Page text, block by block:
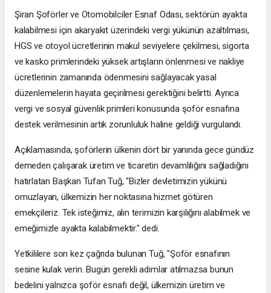
Şiran Şoförler ve Otomobilciler Esnaf Odası, sektörün ayakta
kalabilmesi için akaryakıt üzerindeki vergi yükünün azaltılması,
HGS ve otoyol ücretlerinin makul seviyelere çekilmesi, sigorta
ve kasko primlerindeki yüksek artışların önlenmesi ve nakliye
ücretlerinin zamanında ödenmesini sağlayacak yasal
düzenlemelerin hayata geçirilmesi gerektiğini belirtti. Ayrıca
vergi ve sosyal güvenlik primleri konusunda şoför esnafına
destek verilmesinin artık zorunluluk haline geldiği vurgulandı.
Açıklamasında, şoförlerin ülkenin dört bir yanında gece gündüz
demeden çalışarak üretim ve ticaretin devamlılığını sağladığını
hatırlatan Başkan Tufan Tuğ, "Bizler devletimizin yükünü
omuzlayan, ülkemizin her noktasına hizmet götüren
emekçileriz. Tek isteğimiz, alın terimizin karşılığını alabilmek ve
emeğimizle ayakta kalabilmektir." dedi.
Yetkililere son kez çağrıda bulunan Tuğ, "Şoför esnafının
sesine kulak verin. Bugün gerekli adımlar atılmazsa bunun
bedelini yalnızca şoför esnafı değil, ülkemizin üretim ve